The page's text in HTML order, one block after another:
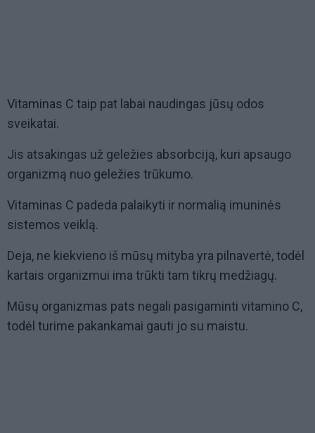
Vitaminas C taip pat labai naudingas jūsų odos
sveikatai.
Jis atsakingas už geležies absorbciją, kuri apsaugo
organizmą nuo geležies trūkumo.
Vitaminas C padeda palaikyti ir normalią imuninės
sistemos veiklą.
Deja, ne kiekvieno iš mūsų mityba yra pilnavertė, todėl
kartais organizmui ima trūkti tam tikrų medžiagų.
Mūsų organizmas pats negali pasigaminti vitamino C,
todėl turime pakankamai gauti jo su maistu.